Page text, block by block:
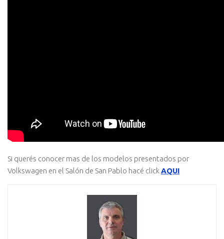
Si querés conocer mas de los modelos presentados por
Volkswagen en el Salón de San Pablo hacé clickAQUI